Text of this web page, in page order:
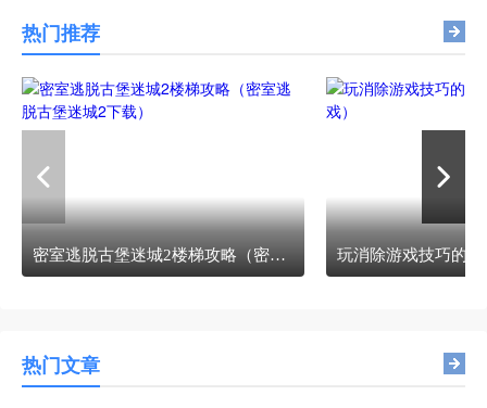
热门推荐
密室逃脱古堡迷城2楼梯攻略（密室逃脱古堡迷城2下载）
热门文章